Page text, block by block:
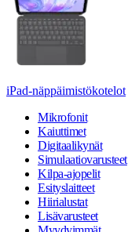
iPad-näppäimistökotelot
Mikrofonit
Kaiuttimet
Digitaalikynät
Simulaatiovarusteet
Kilpa-ajopelit
Esityslaitteet
Hiirialustat
Lisävarusteet